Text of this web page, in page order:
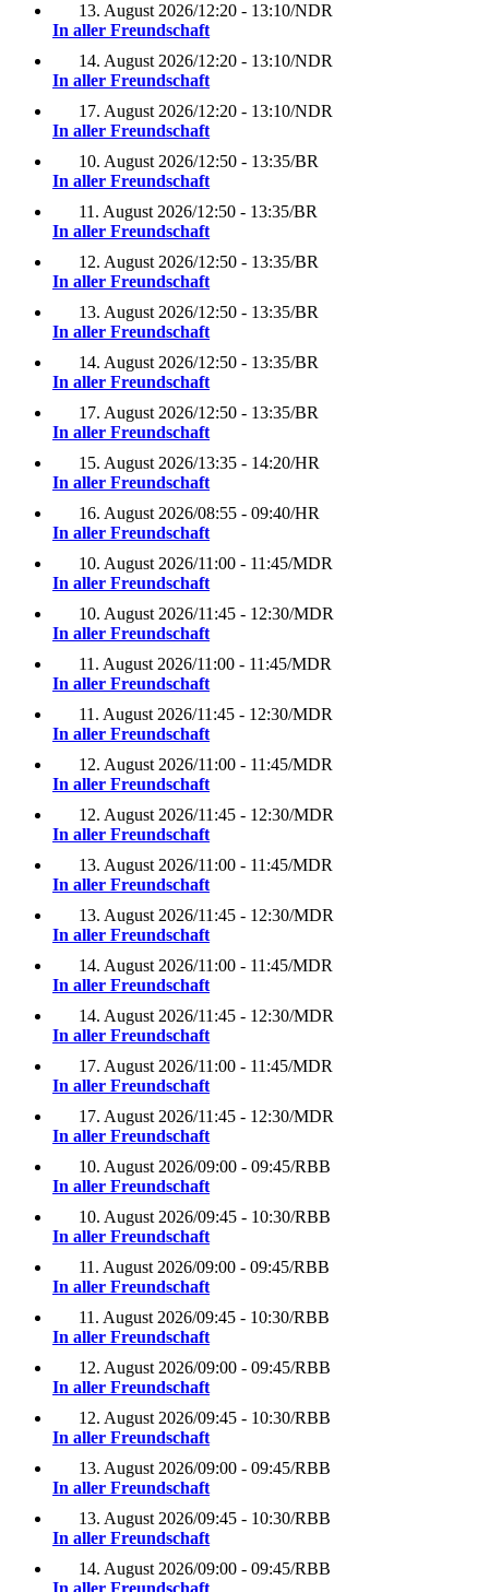
13. August 2026/12:20 - 13:10/NDR
In aller Freundschaft
14. August 2026/12:20 - 13:10/NDR
In aller Freundschaft
17. August 2026/12:20 - 13:10/NDR
In aller Freundschaft
10. August 2026/12:50 - 13:35/BR
In aller Freundschaft
11. August 2026/12:50 - 13:35/BR
In aller Freundschaft
12. August 2026/12:50 - 13:35/BR
In aller Freundschaft
13. August 2026/12:50 - 13:35/BR
In aller Freundschaft
14. August 2026/12:50 - 13:35/BR
In aller Freundschaft
17. August 2026/12:50 - 13:35/BR
In aller Freundschaft
15. August 2026/13:35 - 14:20/HR
In aller Freundschaft
16. August 2026/08:55 - 09:40/HR
In aller Freundschaft
10. August 2026/11:00 - 11:45/MDR
In aller Freundschaft
10. August 2026/11:45 - 12:30/MDR
In aller Freundschaft
11. August 2026/11:00 - 11:45/MDR
In aller Freundschaft
11. August 2026/11:45 - 12:30/MDR
In aller Freundschaft
12. August 2026/11:00 - 11:45/MDR
In aller Freundschaft
12. August 2026/11:45 - 12:30/MDR
In aller Freundschaft
13. August 2026/11:00 - 11:45/MDR
In aller Freundschaft
13. August 2026/11:45 - 12:30/MDR
In aller Freundschaft
14. August 2026/11:00 - 11:45/MDR
In aller Freundschaft
14. August 2026/11:45 - 12:30/MDR
In aller Freundschaft
17. August 2026/11:00 - 11:45/MDR
In aller Freundschaft
17. August 2026/11:45 - 12:30/MDR
In aller Freundschaft
10. August 2026/09:00 - 09:45/RBB
In aller Freundschaft
10. August 2026/09:45 - 10:30/RBB
In aller Freundschaft
11. August 2026/09:00 - 09:45/RBB
In aller Freundschaft
11. August 2026/09:45 - 10:30/RBB
In aller Freundschaft
12. August 2026/09:00 - 09:45/RBB
In aller Freundschaft
12. August 2026/09:45 - 10:30/RBB
In aller Freundschaft
13. August 2026/09:00 - 09:45/RBB
In aller Freundschaft
13. August 2026/09:45 - 10:30/RBB
In aller Freundschaft
14. August 2026/09:00 - 09:45/RBB